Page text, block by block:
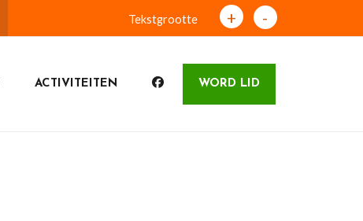
Tekstgrootte + -
ACTIVITEITEN WORD LID